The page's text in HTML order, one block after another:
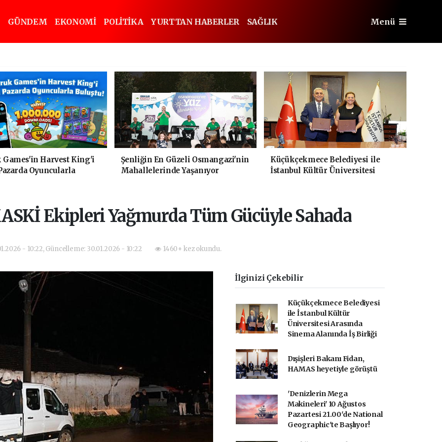
GÜNDEM EKONOMİ POLİTİKA YURTTAN HABERLER SAĞLIK Menü
Games'in Harvest King'i
Oyuncularla
Şenliğin En Güzeli Osmangazi'nin
Mahallelerinde Yaşanıyor
Küçükçekmece Belediyesi ile
İstanbul Kültür Üniversitesi
Ekipleri Yağmurda Tüm Gücüyle Sahada
- 10:22, Güncelleme: 30.01.2026 - 10:22 1460+ kez okundu.
İlginizi Çekebilir
Küçükçekmece Belediyesi
ile İstanbul Kültür
Üniversitesi Arasında
Sinema Alanında İş Birliği
Dışişleri Bakanı Fidan,
HAMAS heyetiyle görüştü
'Denizlerin Mega
Makineleri' 10 Ağustos
Pazartesi 21.00'de National
Geographic'te Başlıyor!